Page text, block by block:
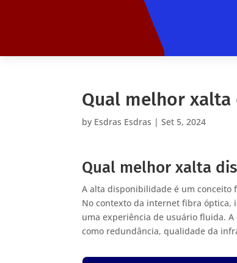
Qual melhor
by Esdras Esdras |Set 5, 2024
Qual melhor xalta
A alta disponibilidade é um conceito
No contexto da internet fibra óptica,
uma experiência de usuário fluida.
como redundância, qualidade da